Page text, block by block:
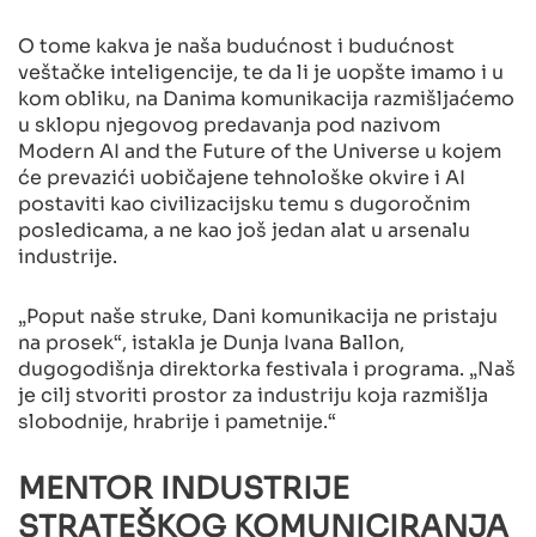
O tome kakva je naša budućnost i budućnost
veštačke inteligencije, te da li je uopšte imamo i u
kom obliku, na Danima komunikacija razmišljaćemo
u sklopu njegovog predavanja pod nazivom
Modern AI and the Future of the Universe u kojem
će prevazići uobičajene tehnološke okvire i AI
postaviti kao civilizacijsku temu s dugoročnim
posledicama, a ne kao još jedan alat u arsenalu
industrije.
„Poput naše struke, Dani komunikacija ne pristaju
na prosek“, istakla je Dunja Ivana Ballon,
dugogodišnja direktorka festivala i programa. „Naš
je cilj stvoriti prostor za industriju koja razmišlja
slobodnije, hrabrije i pametnije.“
MENTOR INDUSTRIJE
STRATEŠKOG KOMUNICIRANJA